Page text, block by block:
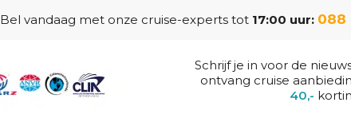
Bel vandaag met onze cruise-experts tot 17:00 uur: 088
Schrijf je in voor de
ontvang cruise
40,-